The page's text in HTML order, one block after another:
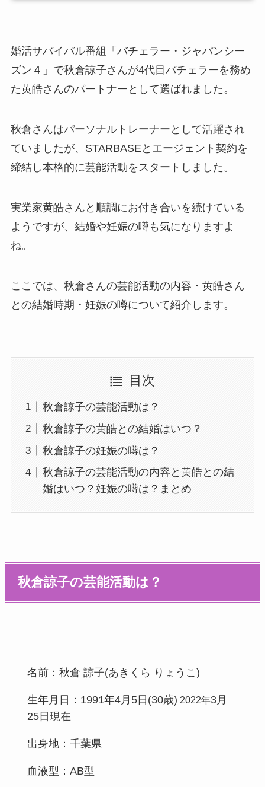
婚活サバイバル番組「バチェラー・ジャパンシー
ズン４」で秋倉諒子さんが4代目バチェラーを務め
た黄皓さんのパートナーとして選ばれました。
秋倉さんはパーソナルトレーナーとして活躍され
ていましたが、STARBASEとエージェント契約を
締結し本格的に芸能活動をスタートしました。
実業家黄皓さんと順調にお付き合いを続けている
ようですが、結婚や妊娠の噂も気になりますよ
ね。
ここでは、秋倉さんの芸能活動の内容・黄皓さん
との結婚時期・妊娠の噂について紹介します。
目次
秋倉諒子の芸能活動は？
秋倉諒子の黄皓との結婚はいつ？
秋倉諒子の妊娠の噂は？
秋倉諒子の芸能活動の内容と黄皓との結
婚はいつ？妊娠の噂は？まとめ
秋倉諒子の芸能活動は？
名前：秋倉 諒子(あきくら りょうこ)
生年月日：1991年4月5日(30歳) 2022年3月
25日現在
出身地：千葉県
血液型：AB型